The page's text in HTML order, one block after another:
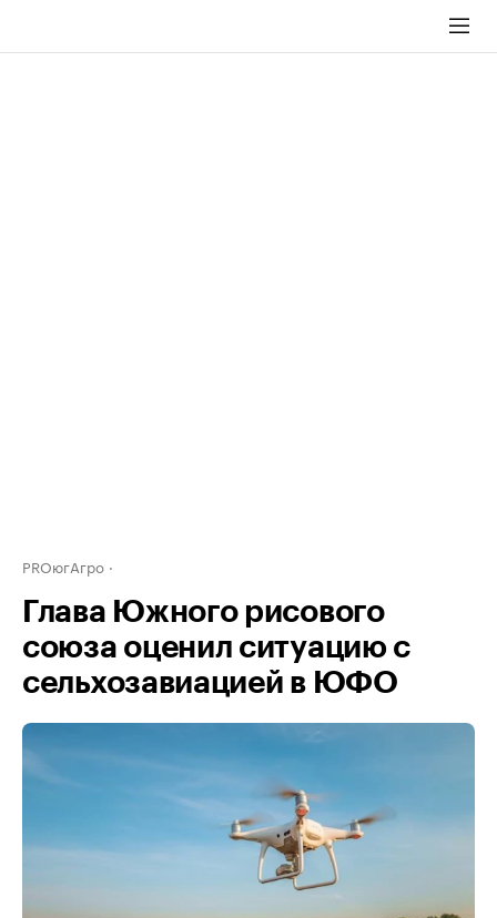
PROюгАгро
Глава Южного рисового
союза оценил ситуацию с
сельхозавиацией в ЮФО